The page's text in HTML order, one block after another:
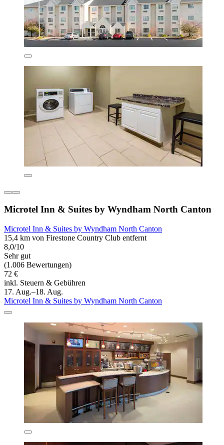
Microtel Inn & Suites by Wyndham North Canton
Microtel Inn & Suites by Wyndham North Canton
15,4 km von Firestone Country Club entfernt
8,0/10
Sehr gut
(1.006 Bewertungen)
72 €
inkl. Steuern & Gebühren
17. Aug.–18. Aug.
Microtel Inn & Suites by Wyndham North Canton